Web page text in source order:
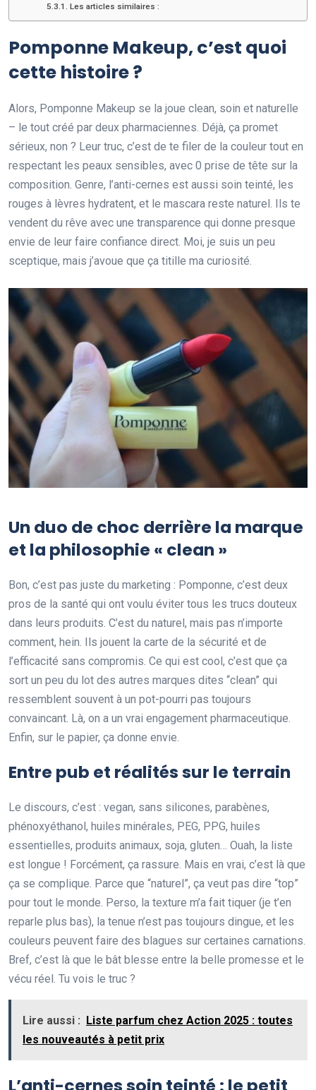
Les articles similaires :
Pomponne Makeup, c’est quoi
cette histoire ?
Alors, Pomponne Makeup se la joue clean, soin et naturelle
– le tout créé par deux pharmaciennes. Déjà, ça promet
sérieux, non ? Leur truc, c’est de te filer de la couleur tout en
respectant les peaux sensibles, avec 0 prise de tête sur la
composition. Genre, l’anti-cernes est aussi soin teinté, les
rouges à lèvres hydratent, et le mascara reste naturel. Ils te
vendent du rêve avec une transparence qui donne presque
envie de leur faire confiance direct. Moi, je suis un peu
sceptique, mais j’avoue que ça titille ma curiosité.
Un duo de choc derrière la marque
et la philosophie « clean »
Bon, c’est pas juste du marketing : Pomponne, c’est deux
pros de la santé qui ont voulu éviter tous les trucs douteux
dans leurs produits. C’est du naturel, mais pas n’importe
comment, hein. Ils jouent la carte de la sécurité et de
l’efficacité sans compromis. Ce qui est cool, c’est que ça
sort un peu du lot des autres marques dites “clean” qui
ressemblent souvent à un pot-pourri pas toujours
convaincant. Là, on a un vrai engagement pharmaceutique.
Enfin, sur le papier, ça donne envie.
Entre pub et réalités sur le terrain
Le discours, c’est : vegan, sans silicones, parabènes,
phénoxyéthanol, huiles minérales, PEG, PPG, huiles
essentielles, produits animaux, soja, gluten… Ouah, la liste
est longue ! Forcément, ça rassure. Mais en vrai, c’est là que
ça se complique. Parce que “naturel”, ça veut pas dire “top”
pour tout le monde. Perso, la texture m’a fait tiquer (je t’en
reparle plus bas), la tenue n’est pas toujours dingue, et les
couleurs peuvent faire des blagues sur certaines carnations.
Bref, c’est là que le bât blesse entre la belle promesse et le
vécu réel. Tu vois le truc ?
Lire aussi : Liste parfum chez Action 2025 : toutes
les nouveautés à petit prix
L’anti-cernes soin teinté : le petit